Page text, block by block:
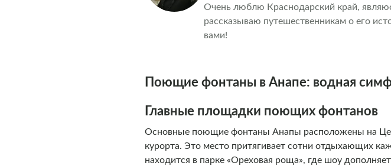
Очень люблю Краснодарский край,
рассказываю путешественникам о его
вами!
Поющие фонтаны в Анапе: водная
Главные площадки поющих фонтанов
Основные поющие фонтаны Анапы расположены на
курорта. Это место притягивает сотни отдыхающих
находится в парке «Ореховая роща», где шоу